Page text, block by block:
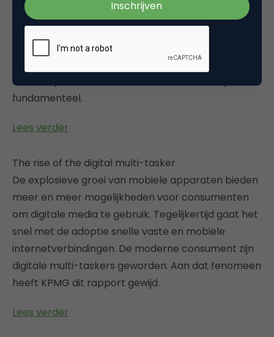
bedrijven, producten en diensten willen en het
daarop acteren is cruciaal. De vele vormen van
social media vormen daartoe een onuitputtelijke
bron. De veranderingen die social media mogelijk
maken zijn niet zomaar incrementeel, maar juist
fundamenteel.
Lees verder
The rise of the digital multi-tasker
De explosieve groei van mobiele apparaten bieden
meer en meer mogelijkheden voor consumenten
om digitale media te gebruik. Tegelijkertijd gaat het
snel met de adoptie snelle vaste en mobiele
internetverbindingen. De moderne consument zijn
digitale multi-taskers geworden. Aan dat fenomeen
heeft KPMG dit rapport gewijd.
Lees verder